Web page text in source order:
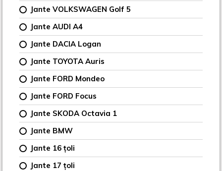
Jante VOLKSWAGEN Golf 5
Jante AUDI A4
Jante DACIA Logan
Jante TOYOTA Auris
Jante FORD Mondeo
Jante FORD Focus
Jante SKODA Octavia 1
Jante BMW
Jante 16 țoli
Jante 17 țoli